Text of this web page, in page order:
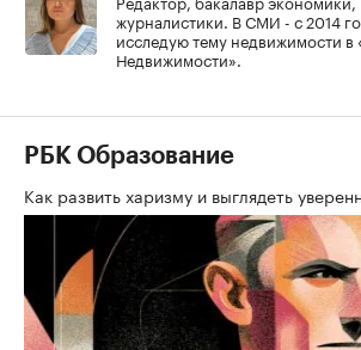
журналистики. В СМИ - с 2014
исследую тему недвижимости в
Недвижимости».
РБК Образование
Как развить харизму и выглядеть